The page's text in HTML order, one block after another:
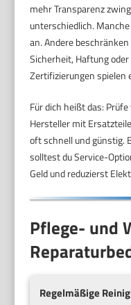
mehr Transparenz
unterschiedlich.
an. Andere
Sicherheit, Haftung
Zertifizierungen spielen
Für dich heißt das:
Hersteller mit
oft schnell und günstig.
solltest du Service-
Geld und reduzierst
Pflege- und
Regelmäßige